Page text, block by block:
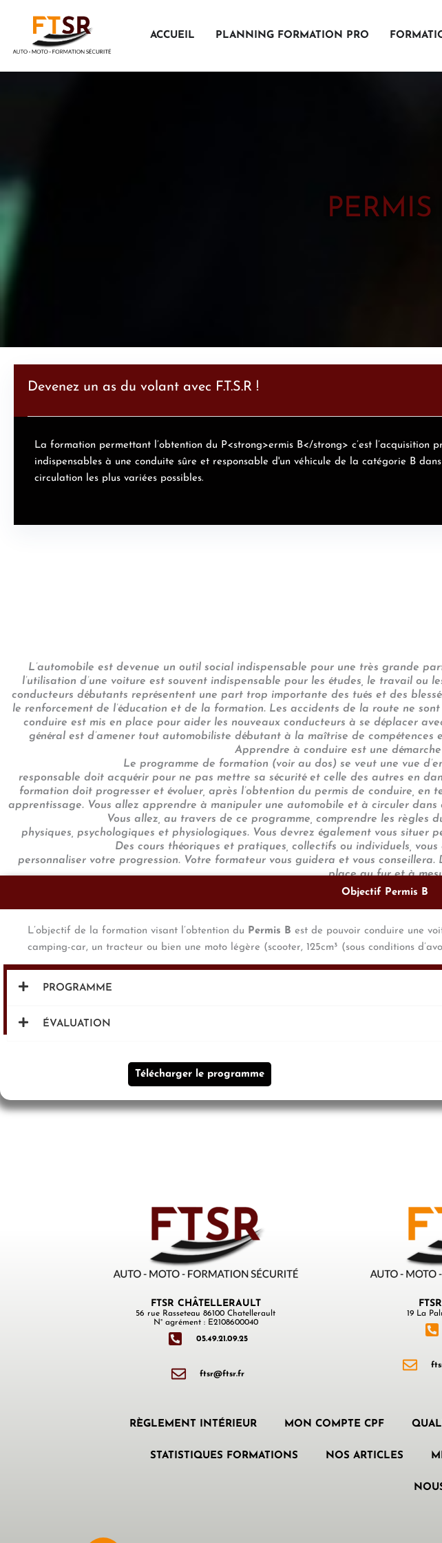
contenu
ACCUEIL PLANNING FORMATION PRO
PERMIS
Devenez un as du volant avec F.T.S.R !
La formation permettant l’obtention du P<strong>ermis B</strong> c’est l’acquisition
indispensables à une conduite sûre et responsable d'un véhicule de la catégorie B
circulation les plus variées possibles.
L’automobile est devenue un outil social indispensable pour une très grande
l’utilisation d’une voiture est souvent indispensable pour les études, le travail ou
conducteurs débutants représentent une part trop importante des tués et des
le renforcement de l’éducation et de la formation. Les accidents de la route ne
conduire est mis en place pour aider les nouveaux conducteurs à se déplacer
général est d’amener tout automobiliste débutant à la maîtrise de
Apprendre à conduire est une
Le programme de formation (voir au dos) se veut une vue
responsable doit acquérir pour ne pas mettre sa sécurité et celle des autres en
formation doit progresser et évoluer, après l’obtention du permis de conduire, en
apprentissage. Vous allez apprendre à manipuler une automobile et à circuler
Vous allez, au travers de ce programme, comprendre les règles
physiques, psychologiques et physiologiques. Vous devrez également vous
Des cours théoriques et pratiques, collectifs ou individuels,
personnaliser votre progression. Votre formateur vous guidera et vous
place au fur et à
Objectif Permis B
L’objectif de la formation visant l’obtention du Permis B est de pouvoir conduire une
camping-car, un tracteur ou bien une moto légère (scooter, 125cm³ (sous conditions
PROGRAMME
ÉVALUATION
Télécharger le programme
FTSR CHÂTELLERAULT
56 rue Rasseteau 86100 Chatellerault
N° agrément : E2108600040
05.49.21.09.25
ftsr@ftsr.fr
19 La
RÈGLEMENT INTÉRIEUR MON COMPTE CPF
STATISTIQUES FORMATIONS NOS ARTICLES